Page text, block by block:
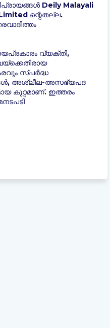
Deily Malayali
ന്റെതല്ല.
വ്യക്തി,
സ്പർദ്ധ
അശ്ലീല-അസഭ്യപദ
കുറ്റമാണ്. ഇത്തരം